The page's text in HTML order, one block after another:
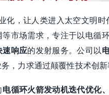
化，让人类进入太空文明
市场需求，专注于以电循
速响应的发射服务。公司以
，力求通过颠覆性技术创
电循环火箭发动机迭代优化